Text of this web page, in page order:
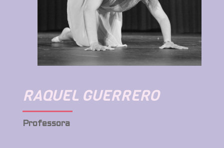
RAQUEL GUERRERO
Professora